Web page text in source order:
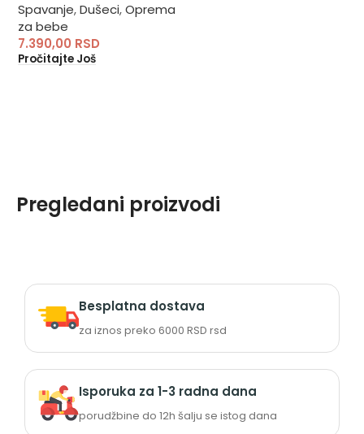
Spavanje, Dušeci, Oprema
za bebe
7.390,00 RSD
Pročitajte Još
Pregledani proizvodi
Besplatna dostava
za iznos preko 6000 RSD rsd
Isporuka za 1-3 radna dana
porudžbine do 12h šalju se istog dana